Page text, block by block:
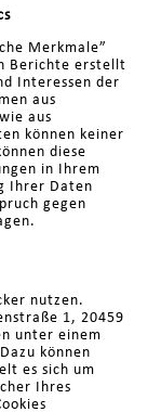
Merkmale”
Berichte erstellt
Interessen der
aus
aus
können keiner
diese
in Ihrem
Ihrer Daten
gegen
nutzen.
1, 20459
unter einem
können
es sich um
Ihres